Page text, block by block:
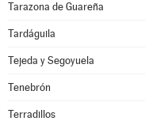
Tarazona de Guareña
Tardáguila
Tejeda y Segoyuela
Tenebrón
Terradillos